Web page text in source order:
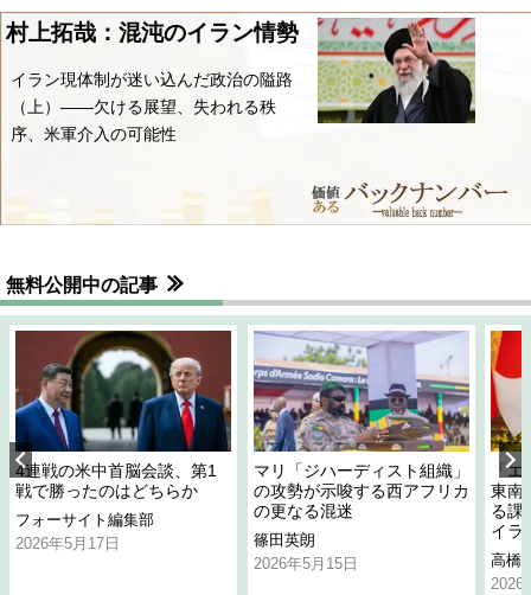
村上拓哉：混沌のイラン情勢
イラン現体制が迷い込んだ政治の隘路
（上）――欠ける展望、失われる秩
序、米軍介入の可能性
無料公開中の記事
4連戦の米中首脳会談、第1
戦で勝ったのはどちらか
フォーサイト編集部
2026年5月17日
マリ「ジハーディスト組織」
の攻勢が示唆する西アフリカ
の更なる混迷
篠田英朗
2026年5月15日
「
東南
る課
イラ
高橋
2026